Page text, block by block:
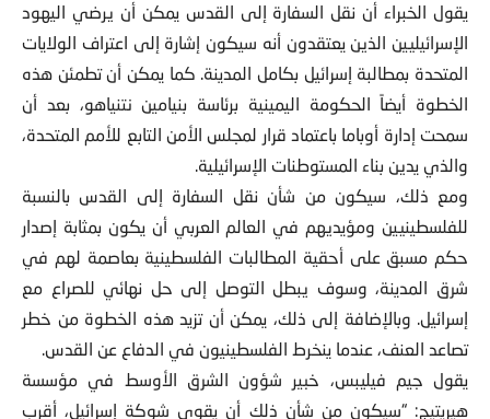
يقول الخبراء أن نقل السفارة إلى القدس يمكن أن يرضي اليهود
الإسرائيليين الذين يعتقدون أنه سيكون إشارة إلى اعتراف الولايات
المتحدة بمطالبة إسرائيل بكامل المدينة. كما يمكن أن تطمئن هذه
الخطوة أيضاً الحكومة اليمينية برئاسة بنيامين نتنياهو، بعد أن
سمحت إدارة أوباما باعتماد قرار لمجلس الأمن التابع للأمم المتحدة،
والذي يدين بناء المستوطنات الإسرائيلية.
ومع ذلك، سيكون من شأن نقل السفارة إلى القدس بالنسبة
للفلسطينيين ومؤيديهم في العالم العربي أن يكون بمثابة إصدار
حكم مسبق على أحقية المطالبات الفلسطينية بعاصمة لهم في
شرق المدينة، وسوف يبطل التوصل إلى حل نهائي للصراع مع
إسرائيل. وبالإضافة إلى ذلك، يمكن أن تزيد هذه الخطوة من خطر
تصاعد العنف، عندما ينخرط الفلسطينيون في الدفاع عن القدس.
يقول جيم فيليبس، خبير شؤون الشرق الأوسط في مؤسسة
هيريتيج: “سيكون من شأن ذلك أن يقوي شوكة إسرائيل، أقرب